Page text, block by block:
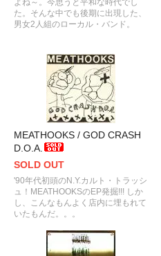
た。そんな中でも後期に出現した、
男女2人組のローカル・バンド。
MEATHOOKS / GOD CRASH
D.O.A.
SOLD OUT
'90年代初頭のN.Y.カルト・トラッシ
ュ！MEATHOOKSのEP発掘!!! しか
し、こんなもんよく店内に埋もれて
いたもんだ。。。